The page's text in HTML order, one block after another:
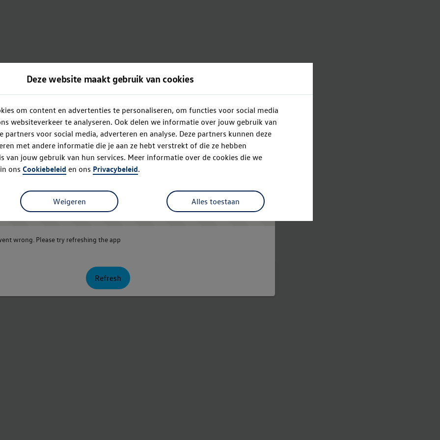
Deze website maakt gebruik van cookies
om content en advertenties te personaliseren, om functies voor social media
websiteverkeer te analyseren. Ook delen we informatie over jouw gebruik van
partners voor social media, adverteren en analyse. Deze partners kunnen deze
met andere informatie die je aan ze hebt verstrekt of die ze hebben
van jouw gebruik van hun services. Meer informatie over de cookies die we
ons Cookiebeleid en ons Privacybeleid.
Alles toestaan
Weigeren Oops!
wrong. Please try refreshing the app
Refresh